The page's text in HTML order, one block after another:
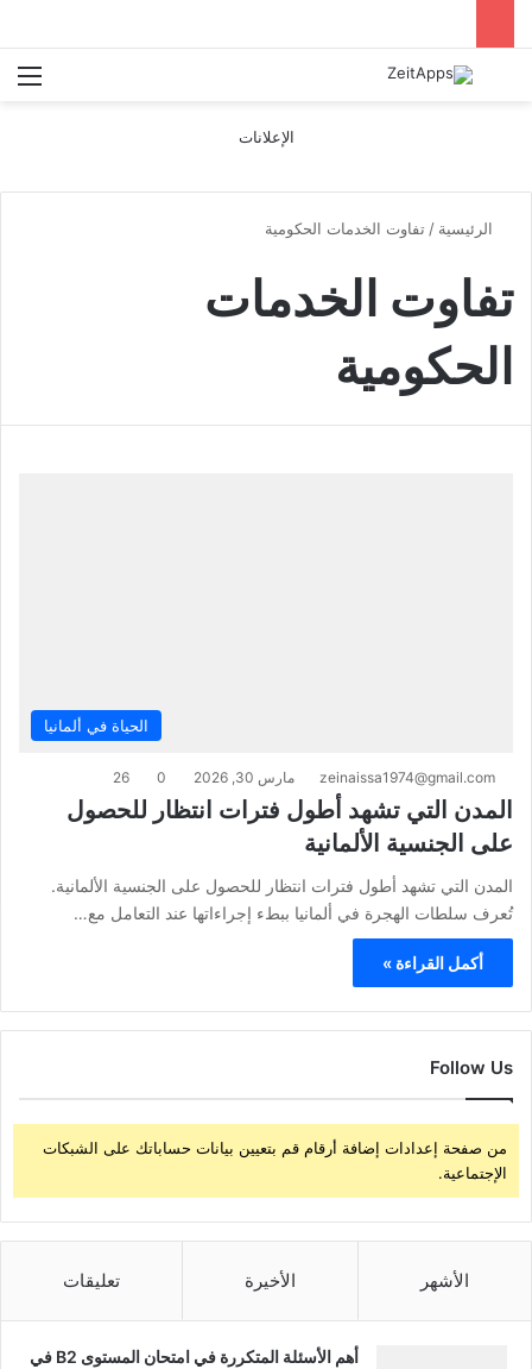
بحث عن
الإعلانات
الرئيسية / تفاوت الخدمات الحكومية
تفاوت الخدمات
الحكومية
الحياة في ألمانيا
zeinaissa1974@gmail.com مارس 30, 2026 0
26
المدن التي تشهد أطول فترات انتظار للحصول
على الجنسية الألمانية
المدن التي تشهد أطول فترات انتظار للحصول على الجنسية الألمانية.
تُعرف سلطات الهجرة في ألمانيا ببطء إجراءاتها عند التعامل مع…
أكمل القراءة »
Follow Us
من صفحة إعدادات إضافة أرقام قم بتعيين بيانات حساباتك على الشبكات
الإجتماعية.
الأشهر الأخيرة تعليقات
أهم الأسئلة المتكررة في امتحان المستوى B2 في